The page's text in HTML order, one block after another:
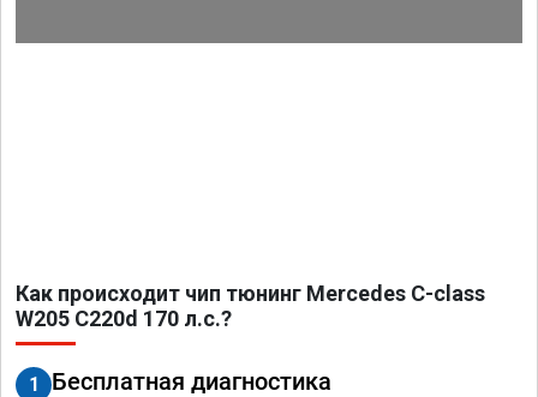
Как происходит чип тюнинг Mercedes C-class
W205 C220d 170 л.с.?
1 Бесплатная диагностика